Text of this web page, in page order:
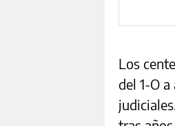
Los
del 1-O